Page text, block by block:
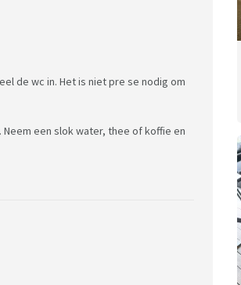
de wc in. Het is niet pre se nodig om
een slok water, thee of koffie en